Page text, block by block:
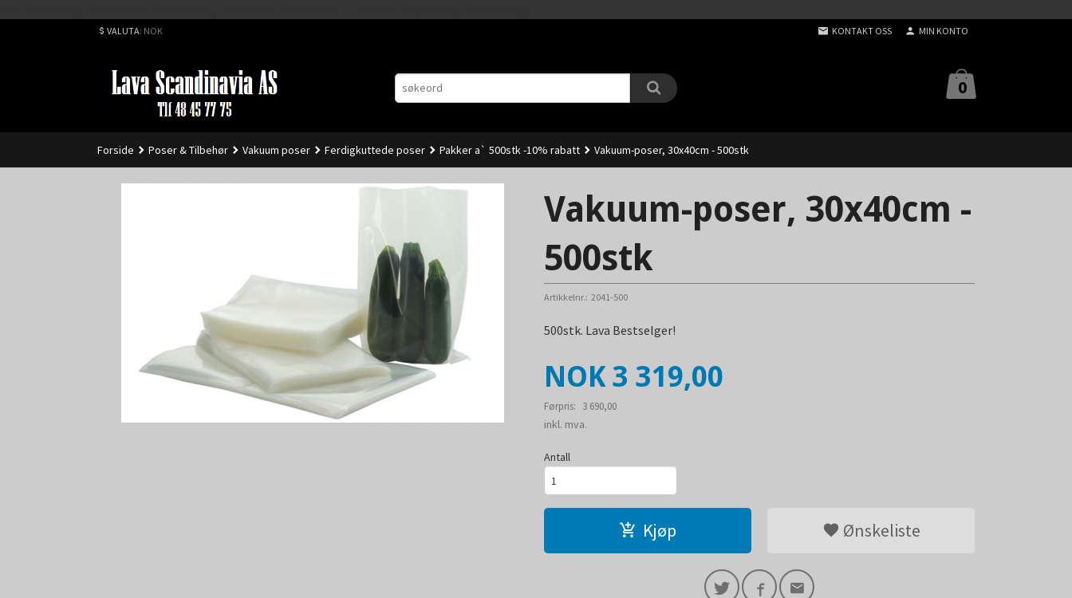
VALUTA: NOK KONTAKT OSS MIN KONTO
0
Forside Poser & Tilbehør Vakuum poser Ferdigkuttede poser Pakker a` 500stk -10% rabatt Vakuum-poser, 30x40cm - 500stk
Vakuum-poser, 30x40cm -
500stk
Artikkelnr.: 2041-500
500stk. Lava Bestselger!
Tilbud
NOK3 319,00
Førpris: 3 690,00
Rabatt
inkl. mva.
Antall
Kjøp Ønskeliste